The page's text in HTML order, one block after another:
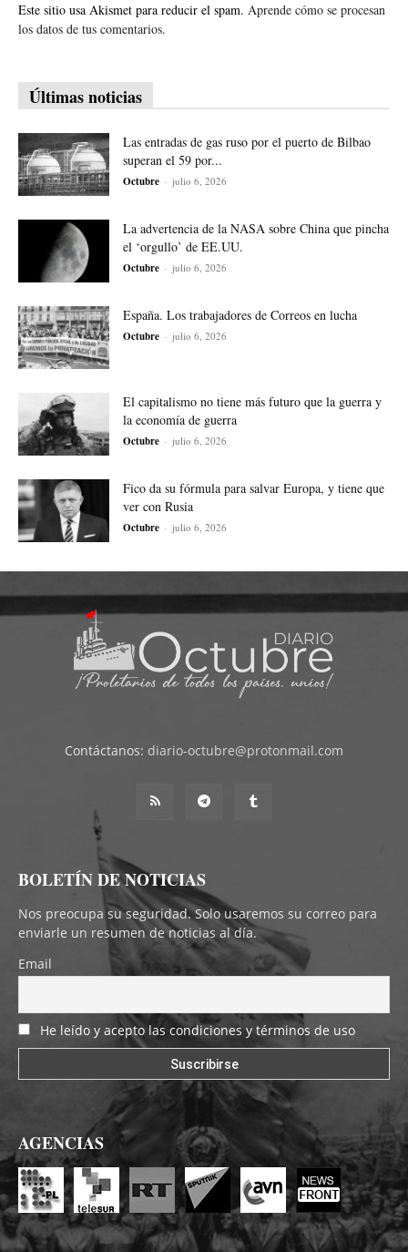
Este sitio usa Akismet para reducir el spam. Aprende cómo se procesan
los datos de tus comentarios.
Últimas noticias
Las entradas de gas ruso por el puerto de Bilbao
superan el 59 por...
Octubre - julio 6, 2026
La advertencia de la NASA sobre China que pincha
el ‘orgullo’ de EE.UU.
Octubre - julio 6, 2026
España. Los trabajadores de Correos en lucha
Octubre - julio 6, 2026
El capitalismo no tiene más futuro que la guerra y
la economía de guerra
Octubre - julio 6, 2026
Fico da su fórmula para salvar Europa, y tiene que
ver con Rusia
Octubre - julio 6, 2026
Contáctanos: diario-octubre@protonmail.com
BOLETÍN DE NOTICIAS
Nos preocupa su seguridad. Solo usaremos su correo para
enviarle un resumen de noticias al día.
Email
He leído y acepto las condiciones y términos de uso
AGENCIAS